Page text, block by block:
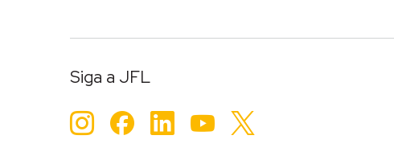
Siga a JFL
Instagram
Facebook
LinkedInYouTube